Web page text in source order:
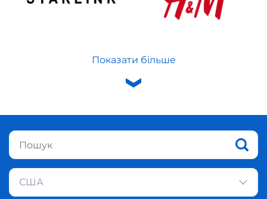
Показати більше
США